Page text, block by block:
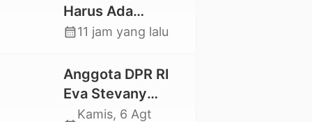
Pekan Seni
Mahasiswa
Harus Ada
Kepastian Hukum
Agar Keluarga
tidak Larut dalam
Trauma dan
calendar_month11 jam yang lalu
Anggota DPR RI
Eva Stevany
Rataba Salurkan
Kamis, 6 Agt